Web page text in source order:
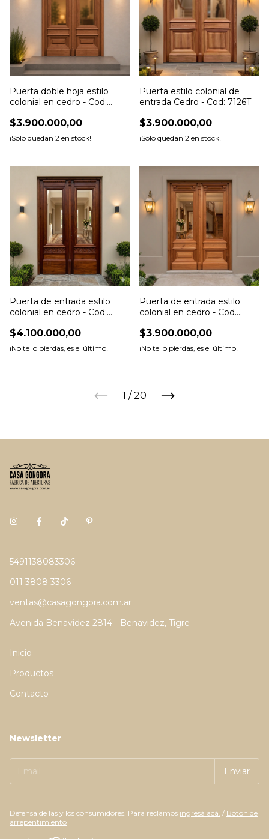
Puerta doble hoja estilo
colonial en cedro - Cod:
$3.900.000,00
¡Solo quedan 2 en stock!
Puerta estilo colonial de
entrada Cedro - Cod: 7126T
$3.900.000,00
¡Solo quedan 2 en stock!
Puerta de entrada estilo
colonial en cedro - Cod:
$4.100.000,00
¡No te lo pierdas, es el último!
Puerta de entrada estilo
colonial en cedro - Cod.
$3.900.000,00
¡No te lo pierdas, es el último!
1 / 20
5491138083306
011 3808 3306
ventas@casagongora.com.ar
Avenida Benavidez 2814 - Benavidez, Tigre
Inicio
Productos
Contacto
Newsletter
Defensa de las y los consumidores. Para reclamos ingresá acá. / Botón de
arrepentimiento